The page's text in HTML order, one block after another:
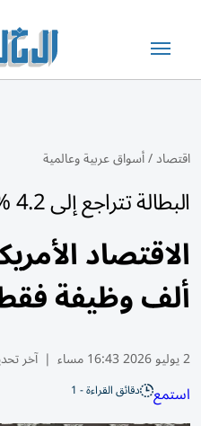
اقتصاد/أسواق عربية وعالمية
البطالة تتراجع إلى 4.2 %
ألف وظيفة
2 يوليو 2026 16:43 مساء | آخر
استمع دقائق القراءة - 1